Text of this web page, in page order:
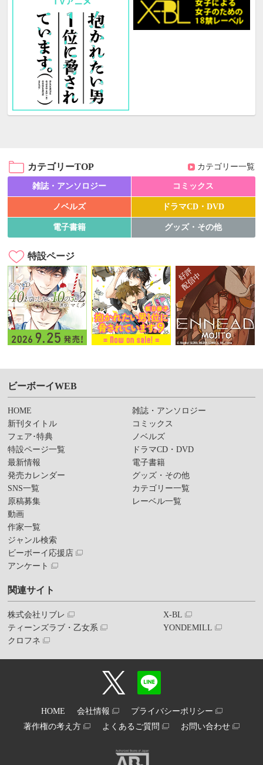
カテゴリーTOP カテゴリー一覧
雑誌・アンソロジー コミックス
ノベルズ ドラマCD・DVD
電子書籍 グッズ・その他
特設ページ
ビーボーイWEB
HOME
新刊タイトル
フェア･特典
特設ページ一覧
最新情報
発売カレンダー
SNS一覧
原稿募集
動画
作家一覧
ジャンル検索
ビーボーイ応援店
アンケート
雑誌・アンソロジー
コミックス
ノベルズ
ドラマCD・DVD
電子書籍
グッズ・その他
カテゴリー一覧
レーベル一覧
関連サイト
株式会社リブレ
ティーンズラブ・乙女系
クロフネ
X-BL
YONDEMILL
HOME 会社情報
プライバシーポリシー
著作権の考え方
よくあるご質問 お問い合わせ